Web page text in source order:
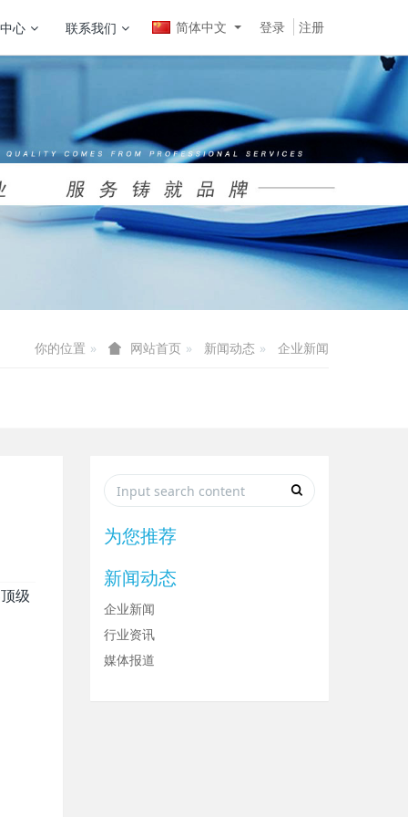
登录 注册
简体中文
心 联系我们
你的位置 网站首页 新闻动态 企业新闻
级
为您推荐
新闻动态
企业新闻
行业资讯
媒体报道